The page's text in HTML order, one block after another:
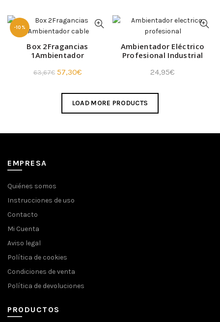
-10%
Box 2Fragancias
1Ambientador
63,67€ El
original
57,30€El
actual
Ambientador Eléctrico
Profesional Industrial
24,95€
LOAD MORE PRODUCTS
EMPRESA
Quiénes somos
Instrucciones de uso
Contacto
Mi Cuenta
Aviso legal
Política de cookies
Condiciones de venta
Política de devoluciones
PRODUCTOS